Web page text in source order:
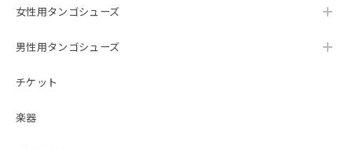
女性用タンゴシューズ
男性用タンゴシューズ
チケット
楽器